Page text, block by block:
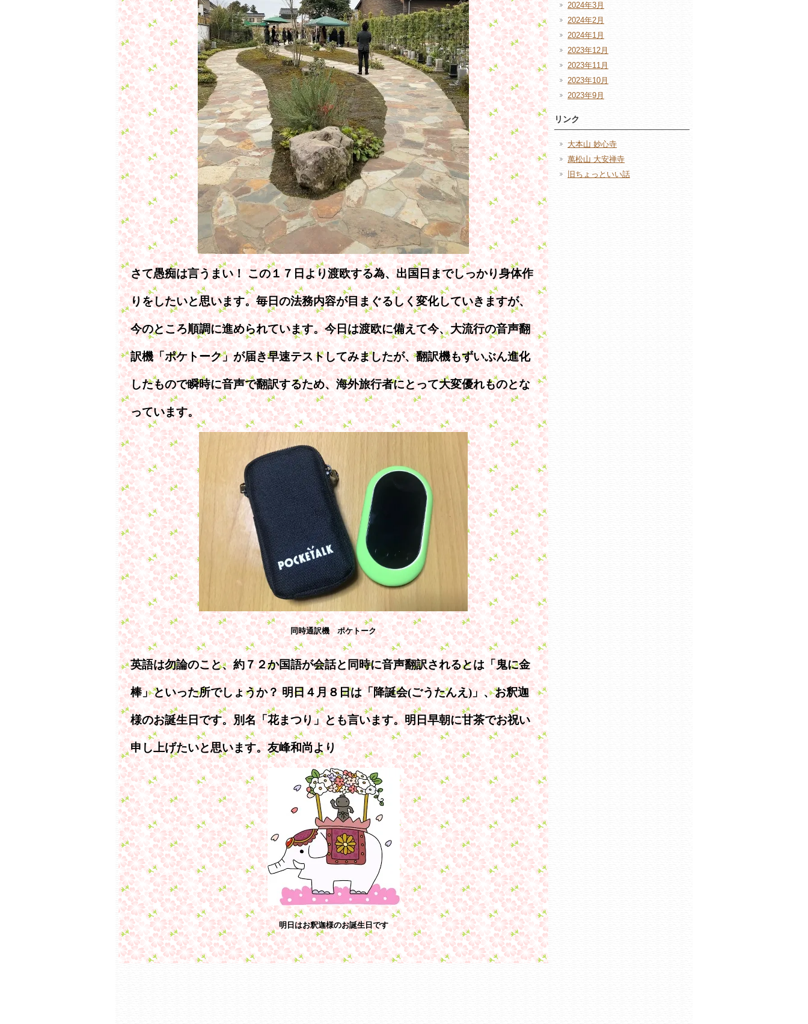
さて愚痴は言うまい！ この１７日より渡欧する為、出国日までしっかり身体作
りをしたいと思います。毎日の法務内容が目まぐるしく変化していきますが、
今のところ順調に進められています。今日は渡欧に備えて今、大流行の音声翻
訳機「ポケトーク」が届き早速テストしてみましたが、翻訳機もずいぶん進化
したもので瞬時に音声で翻訳するため、海外旅行者にとって大変優れものとな
っています。
同時通訳機 ポケトーク
英語は勿論のこと、約７２か国語が会話と同時に音声翻訳されるとは「鬼に金
棒」といった所でしょうか？ 明日４月８日は「降誕会(ごうたんえ)」、お釈迦
様のお誕生日です。別名「花まつり」とも言います。明日早朝に甘茶でお祝い
申し上げたいと思います。友峰和尚より
明日はお釈迦様のお誕生日です
2024年3月
2024年2月
2024年1月
2023年12月
2023年11月
2023年10月
2023年9月
リンク
大本山 妙心寺
萬松山 大安禅寺
旧ちょっといい話